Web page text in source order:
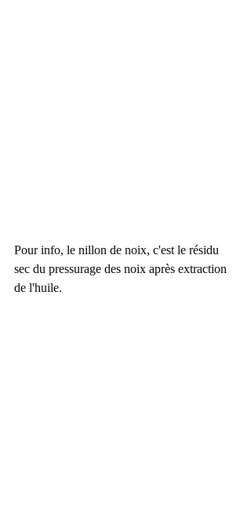
Pour info, le nillon de noix, c'est le résidu
sec du pressurage des noix après extraction
de l'huile.